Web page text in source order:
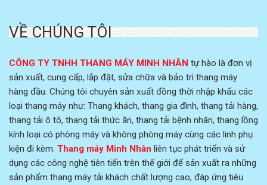
VỀ CHÚNG TÔI
CÔNG TY TNHH THANG MÁY MINH NHÂN tự hào là đơn vị
sản xuất, cung cấp, lắp đặt, sửa chữa và bảo trì thang máy
hàng đầu. Chúng tôi chuyên sản xuất đồng thời nhập khẩu các
loại thang máy như: Thang khách, thang gia đình, thang tải hàng,
thang tải ô tô, thang tải thức ăn, thang tải bệnh nhân, thang lồng
kính loại có phòng máy và không phòng máy cùng các linh phụ
kiện đi kèm. Thang máy Minh Nhân liên tục phát triển và sử
dụng các công nghệ tiên tiến trên thế giới để sản xuất ra những
sản phẩm thang máy tải khách chất lượng cao, đáp ứng tiêu